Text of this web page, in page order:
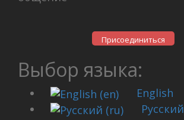
Присоединиться
Выбор языка:
English
Русский